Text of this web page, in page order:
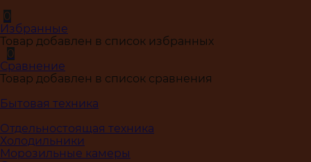
0
Избранные
Товар добавлен в список избранных
0
Сравнение
Товар добавлен в список сравнения
Бытовая техника
Отдельностоящая техника
Холодильники
Морозильные камеры